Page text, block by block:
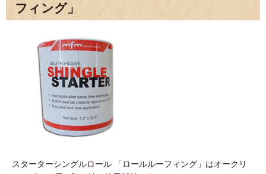
フィング」
スターターシングルロール 「ロールルーフィング」はオークリ